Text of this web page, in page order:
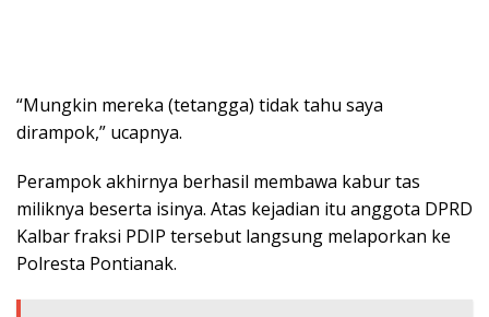
“Mungkin mereka (tetangga) tidak tahu saya
dirampok,” ucapnya.
Perampok akhirnya berhasil membawa kabur tas
miliknya beserta isinya. Atas kejadian itu anggota DPRD
Kalbar fraksi PDIP tersebut langsung melaporkan ke
Polresta Pontianak.